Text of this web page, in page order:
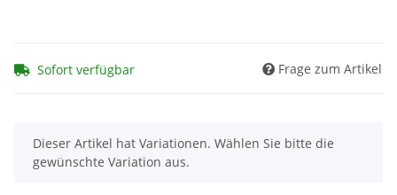
Sofort verfügbar Frage zum Artikel
x
Dieser Artikel hat Variationen. Wählen Sie bitte die
gewünschte Variation aus.